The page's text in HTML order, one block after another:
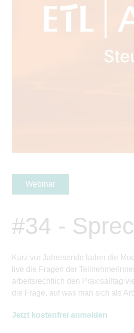
Webinar
#34 -
Kurz vor Jahresende laden die
live die Fragen der Teilnehmer
arbeitsrechtlich den Praxisalltag
die Frage, auf was man sich als
Jetzt kostenfrei anmelden